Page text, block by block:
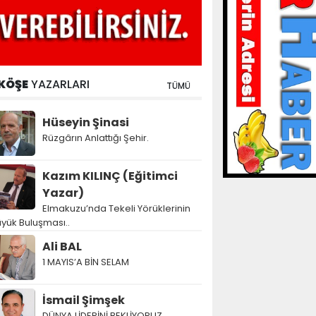
YAZARLARI TÜMÜ
Hüseyin Şinasi
Rüzgârın Anlattığı Şehir.
Kazım KILINÇ (Eğitimci
Yazar)
Elmakuzu’nda Tekeli Yörüklerinin
Buluşması..
Ali BAL
1 MAYIS’A BİN SELAM
İsmail Şimşek